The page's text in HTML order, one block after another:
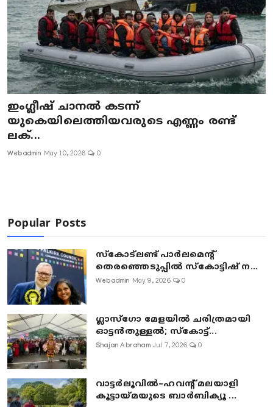
ഇംഗ്ലീഷ് ചാനൽ കടന്ന്
യുകെയിലെത്തിയവരുടെ എണ്ണം രണ്ട്
ലക്...
Webadmin May 10, 2026 0
Popular Posts
സ്കോട്ലണ്ട് പാർലമെന്റ്
തെരഞ്ഞെടുപ്പിൽ സ്കോട്ടിഷ് ന...
Webadmin May 9, 2026 0
ഗ്ലാസ്‌ഗോ മേളയിൽ ചരിത്രമായി
ഓട്ടൻതുള്ളൽ; സ്‌കോട്ട്...
Shajan Abraham Jul 7, 2026 0
വാട്ടർലൂവിൽ–ഹവന്റ് മലയാളി
കൂട്ടായ്മയുടെ ബാർബിക്യൂ ...